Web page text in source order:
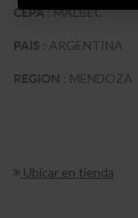
CEPA:MALBEC
PAIS : ARGENTINA
REGION : MENDOZA
Ubicar en tienda